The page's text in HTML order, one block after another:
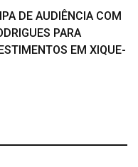
DE AUDIÊNCIA COM
PARA
EM XIQUE-